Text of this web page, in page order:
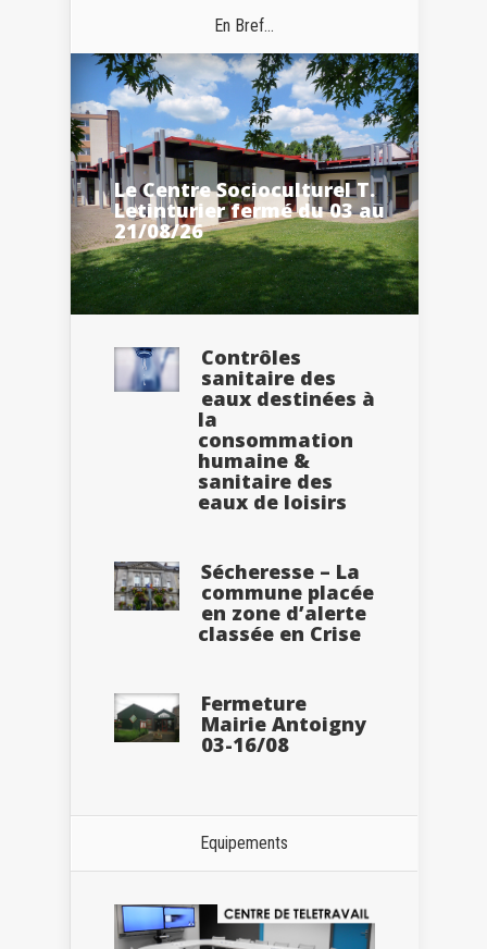
En Bref...
Le Centre Socioculturel T.
Letinturier fermé du 03 au
21/08/26
Contrôles
sanitaire des
eaux destinées à
la
consommation
humaine &
sanitaire des
eaux de loisirs
Sécheresse – La
commune placée
en zone d’alerte
classée en Crise
Fermeture
Mairie Antoigny
03-16/08
Equipements